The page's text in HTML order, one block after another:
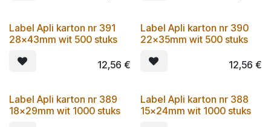
Label Apli karton nr 391
28x43mm wit 500 stuks
12,56 €
Label Apli karton nr 390
22x35mm wit 500 stuks
12,56 €
Label Apli karton nr 389
18x29mm wit 1000 stuks
Label Apli karton nr 388
15x24mm wit 1000 stuks